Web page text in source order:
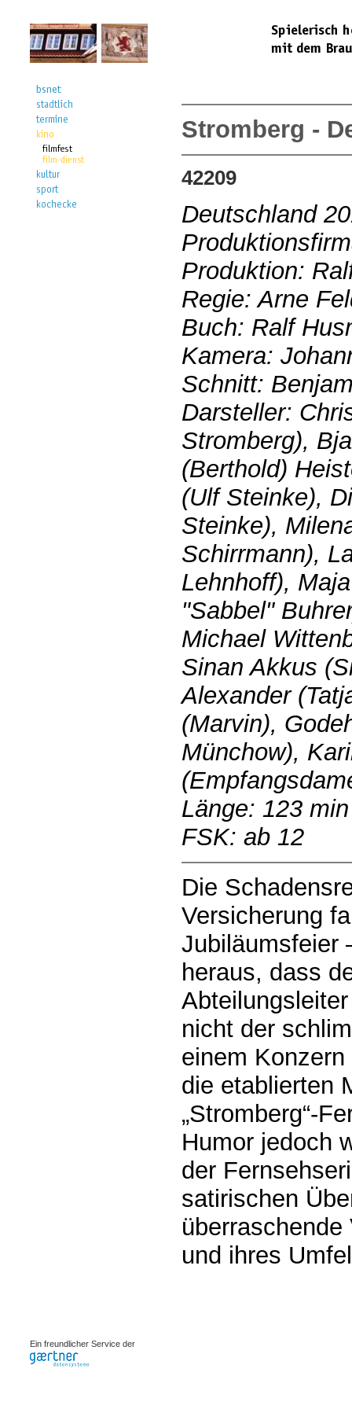
Stromberg -
42209
Deutschland
Produktion:
Regie: Arne
Buch: Ralf
Kamera:
Schnitt:
Darsteller:
Stromberg),
(Berthold)
(Ulf Steinke),
Steinke),
Schirrmann),
Lehnhoff),
"Sabbel"
Michael
Sinan Akkus
Alexander
(Marvin),
Münchow),
Länge: 123 min
FSK: ab 12
Die
Versicherung
Jubiläumsfeier
heraus, dass
nicht der
einem
die etablierten
„Stromberg“-
Humor jedoch
der
satirischen
und ihres
Ein freundlicher Service der